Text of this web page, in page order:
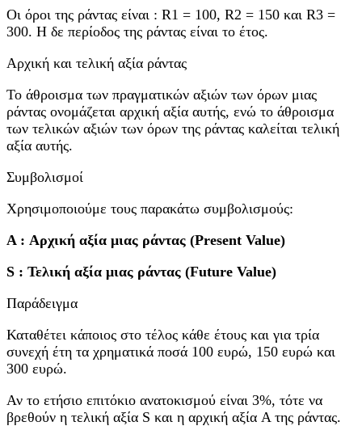
Οι όροι της ράντας είναι : R1 = 100, R2 = 150 και R3 =
300. H δε περίοδος της ράντας είναι το έτος.
Αρχική και τελική αξία ράντας
Το άθροισμα των πραγματικών αξιών των όρων μιας
ράντας ονομάζεται αρχική αξία αυτής, ενώ το άθροισμα
των τελικών αξιών των όρων της ράντας καλείται τελική
αξία αυτής.
Συμβολισμοί
Χρησιμοποιούμε τους παρακάτω συμβολισμούς:
A : Αρχική αξία μιας ράντας (Present Value)
S : Τελική αξία μιας ράντας (Future Value)
Παράδειγμα
Καταθέτει κάποιος στο τέλος κάθε έτους και για τρία
συνεχή έτη τα χρηματικά ποσά 100 ευρώ, 150 ευρώ και
300 ευρώ.
Αν το ετήσιο επιτόκιο ανατοκισμού είναι 3%, τότε να
βρεθούν η τελική αξία S και η αρχική αξία A της ράντας.